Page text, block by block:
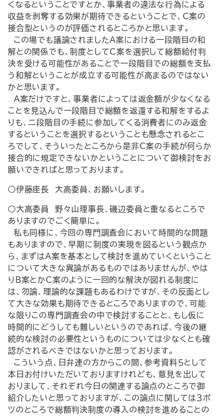
くなるということですとか、事業者の違法な行為による
収益を剥奪する効果が期待できるということで、C案の
接合型というのが評価されるところかと思います。
この場でも議論されましたA案における一段階目の和
解との関係でも、制度としてC案を選択して総額給付判
決を受ける可能性があることで一段階目での総額を支払
う和解ということが成立する可能性が高まるのではない
かと思います。
A案だけですと、事業者によっては返金額が少なくなる
ことを見込んで一段階目で総額を返還する和解をするよ
りも、二段階目の手続に参加してくる消費者にのみ返金
するということを選択するということも懸念されるとこ
ろでして、そういったところから是非C案の手続が何らか
接合的に規定できないかということについて御検討をお
願いできればと思っております。
○伊藤座長 大高委員、お願いします。
○大高委員 野々山理事長、磯辺委員と重なるところで
ありますのでごく簡単に。
私も同様に、今回の専門調査会において時間的な問題
もありますので、早期に制度の実現を図るという観点か
ら、まずはA案を基本として検討を進めていくということ
について大きな異論があるものではありませんが、やは
りB案とかC案のように一回的な解決が図れる制度に
は、勿論、理論的な課題もあるわけですが、その反面とし
て大きな効果も期待できるところでありますので、可能
な限りこの専門調査会の中で検討することと、もし仮に
時間的にどうしても難しいというのであれば、今後の継
続的な検討の必要性というものについては少なくとも確
認がされるべきではないかと思っております。
こういう点、日弁連の方からこの間、参考資料５として
本日お付けいただいておりますけれども、意見を出して
おりまして、それぞれ今日の関連する論点のところで御
紹介したいと思っておりますが、この論点に関しては３ポ
ツのところで総額判決制度の導入の検討を進めることの